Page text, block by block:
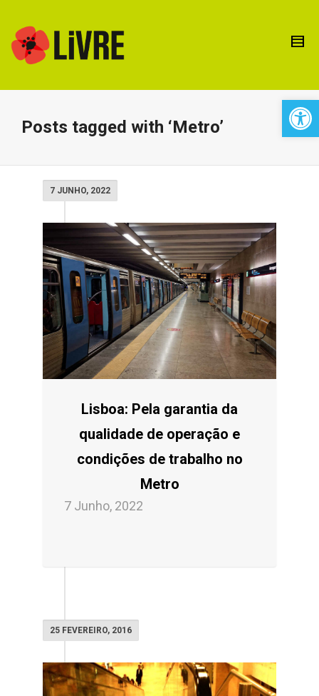
Posts tagged with ‘Metro’
7 JUNHO, 2022
Lisboa: Pela garantia da
qualidade de operação e
condições de trabalho no
Metro
7 Junho, 2022
25 FEVEREIRO, 2016